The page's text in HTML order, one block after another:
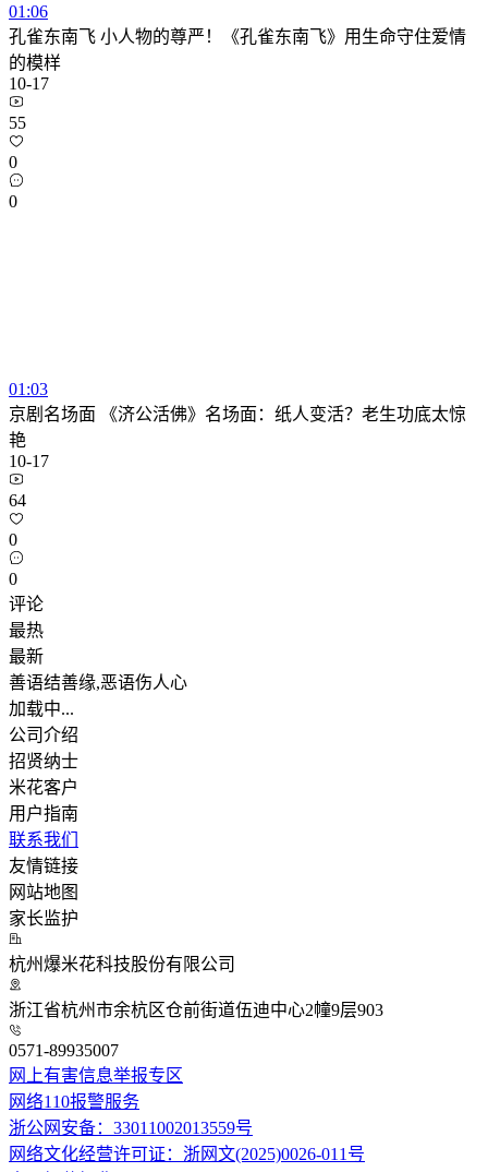
01:06
孔雀东南飞 小人物的尊严！《孔雀东南飞》用生命守住爱情
的模样
10-17
55
0
0
01:03
京剧名场面 《济公活佛》名场面：纸人变活？老生功底太惊
艳
10-17
64
0
0
评论
最热
最新
善语结善缘,恶语伤人心
加载中...
公司介绍
招贤纳士
米花客户
用户指南
联系我们
友情链接
网站地图
家长监护
杭州爆米花科技股份有限公司
浙江省杭州市余杭区仓前街道伍迪中心2幢9层903
0571-89935007
网上有害信息举报专区
网络110报警服务
浙公网安备：33011002013559号
网络文化经营许可证：浙网文(2025)0026-011号